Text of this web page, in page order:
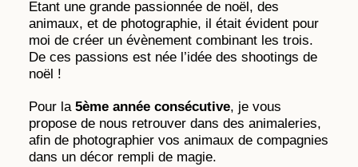
Etant une grande passionnée de noël, des
animaux, et de photographie, il était évident pour
moi de créer un évènement combinant les trois.
De ces passions est née l’idée des shootings de
noël !
Pour la 5ème année consécutive, je vous
propose de nous retrouver dans des animaleries,
afin de photographier vos animaux de compagnies
dans un décor rempli de magie.